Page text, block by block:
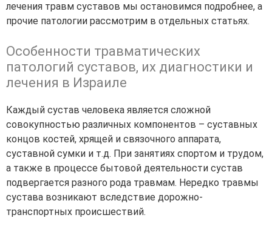
лечения травм суставов мы остановимся подробнее, а
прочие патологии рассмотрим в отдельных статьях.
Особенности травматических
патологий суставов, их диагностики и
лечения в Израиле
Каждый сустав человека является сложной
совокупностью различных компонентов – суставных
концов костей, хрящей и связочного аппарата,
суставной сумки и т.д. При занятиях спортом и трудом,
а также в процессе бытовой деятельности сустав
подвергается разного рода травмам. Нередко травмы
сустава возникают вследствие дорожно-
транспортных происшествий.